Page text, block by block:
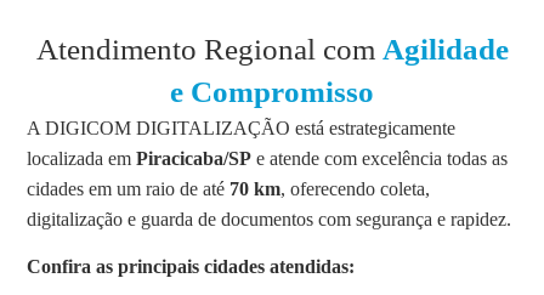
Atendimento Regional com Agilidade
e Compromisso
A DIGICOM DIGITALIZAÇÃO está estrategicamente
localizada emPiracicaba/SP e atende com excelência todas as
cidades em um raio de até 70 km, oferecendo coleta,
digitalização e guarda de documentos com segurança e rapidez.
Confira as principais cidades atendidas: